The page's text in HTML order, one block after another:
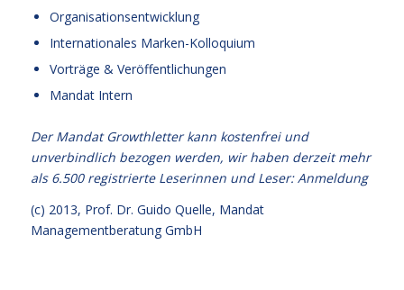
Organisationsentwicklung
Internationales Marken-Kolloquium
Vorträge & Veröffentlichungen
Mandat Intern
Der Mandat Growthletter kann kostenfrei und
unverbindlich bezogen werden, wir haben derzeit mehr
als 6.500 registrierte Leserinnen und Leser:Anmeldung
(c) 2013, Prof. Dr. Guido Quelle, Mandat
Managementberatung GmbH